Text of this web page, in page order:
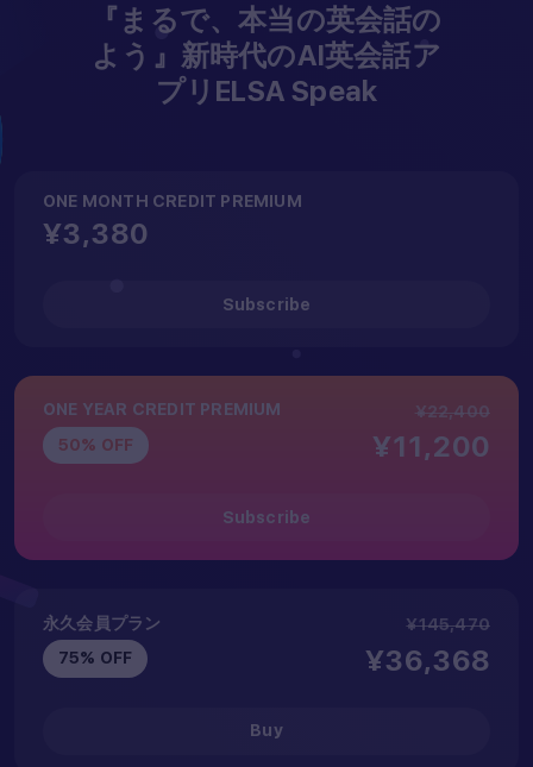
『まるで、本当の英会話の
よう』新時代のAI英会話ア
プリELSA Speak
ONE MONTH CREDIT PREMIUM
¥3,380
Subscribe
ONE YEAR CREDIT PREMIUM
¥22,400
50% OFF
¥11,200
Subscribe
永久会員プラン
¥145,470
75% OFF
¥36,368
Buy